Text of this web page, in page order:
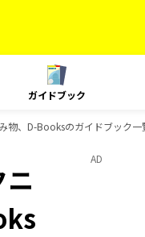
ガイドブック
物、D-Booksのガイドブック一
AD